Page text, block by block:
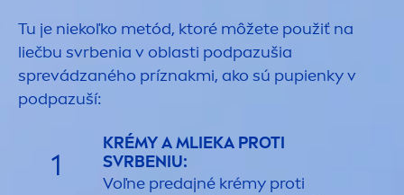
Tu je niekoľko metód, ktoré môžete použiť na
liečbu svrbenia v oblasti podpazušia
sprevádzaného príznakmi, ako sú pupienky v
podpazuší:
1
KRÉMY A MLIEKA PROTI
SVRBENIU:
Voľne predajné krémy proti